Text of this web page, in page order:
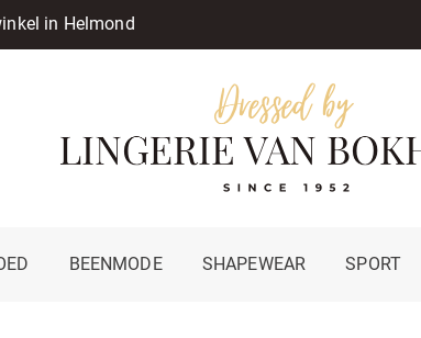
in Helmond
BEENMODE SHAPEWEAR SPORT